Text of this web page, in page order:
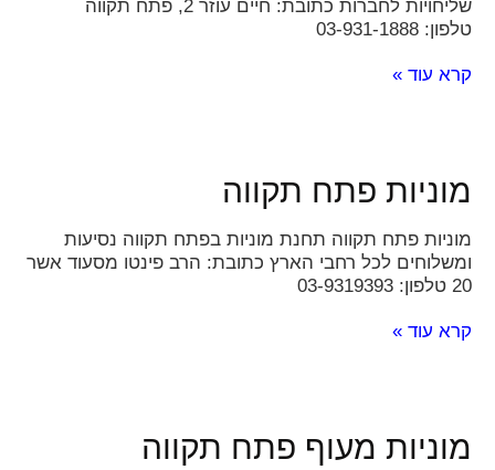
שליחויות לחברות כתובת: חיים עוזר 2, פתח תקווה
טלפון: 03-931-1888
קרא עוד »
מוניות פתח תקווה
מוניות פתח תקווה תחנת מוניות בפתח תקווה נסיעות
ומשלוחים לכל רחבי הארץ כתובת: הרב פינטו מסעוד אשר
20 טלפון: 03-9319393
קרא עוד »
מוניות מעוף פתח תקווה